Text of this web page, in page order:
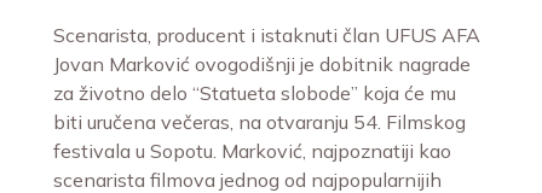
Scenarista, producent i istaknuti član UFUS AFA
Jovan Marković ovogodišnji je dobitnik nagrade
za životno delo “Statueta slobode” koja će mu
biti uručena večeras, na otvaranju 54. Filmskog
festivala u Sopotu. Marković, najpoznatiji kao
scenarista filmova jednog od najpopularnijih